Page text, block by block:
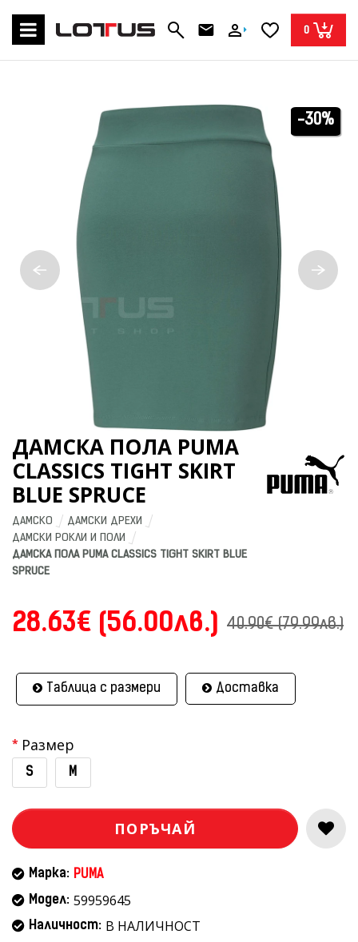
0
-30%
ДАМСКА ПОЛА PUMA
CLASSICS TIGHT SKIRT
BLUE SPRUCE
ДАМСКО
ДАМСКИ ДРЕХИ
ДАМСКИ РОКЛИ И ПОЛИ
ДАМСКА ПОЛА PUMA CLASSICS TIGHT SKIRT BLUE
SPRUCE
28.63€ (56.00лв.) 40.90€ (79.99лв.)
Таблица с размери Доставка
Размер
S M
ПОРЪЧАЙ
Марка: PUMA
Модел: 59959645
Наличност: В НАЛИЧНОСТ